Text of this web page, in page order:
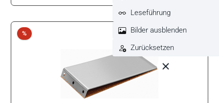
%Rabatt
Leseführung
Bilder ausblenden
Zurücksetzen